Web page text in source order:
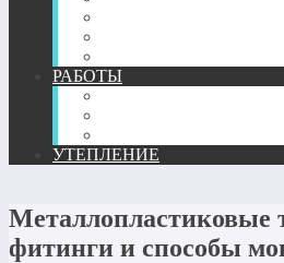
РАБОТЫ
УТЕПЛЕНИЕ
Металлопластиковые
фитинги и способы